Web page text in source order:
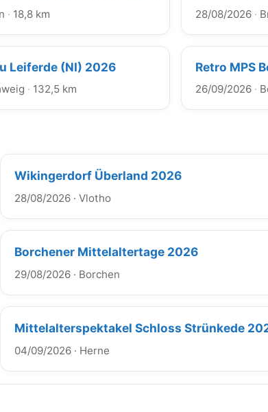
· 18,8 km 28/08/2026 ·
Leiferde (NI) 2026
· 132,5 km
Retro MPS
26/09/2026 ·
Wikingerdorf Überland 2026
28/08/2026 · Vlotho
Borchener Mittelaltertage 2026
29/08/2026 · Borchen
Mittelalterspektakel Schloss Strünkede
04/09/2026 · Herne